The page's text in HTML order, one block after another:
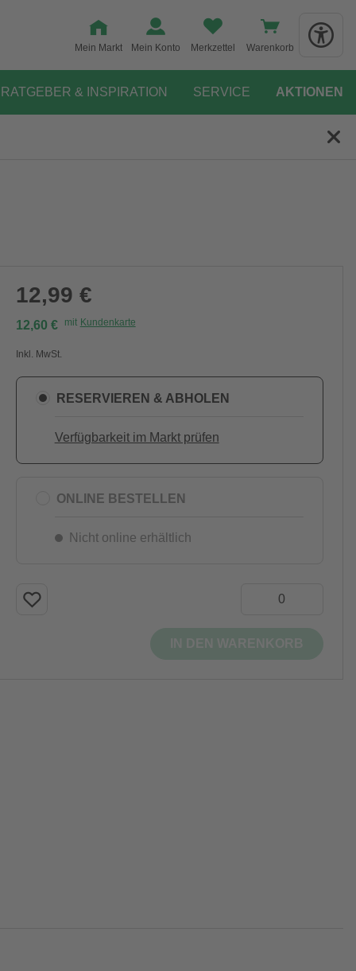
Mein Markt Mein Konto Merkzettel Warenkorb
RATGEBER & INSPIRATION SERVICE AKTIONEN
12,99 €
12,60 € mit Kundenkarte
Inkl. MwSt.
RESERVIEREN & ABHOLEN
Verfügbarkeit im Markt prüfen
ONLINE BESTELLEN
Nicht online erhältlich